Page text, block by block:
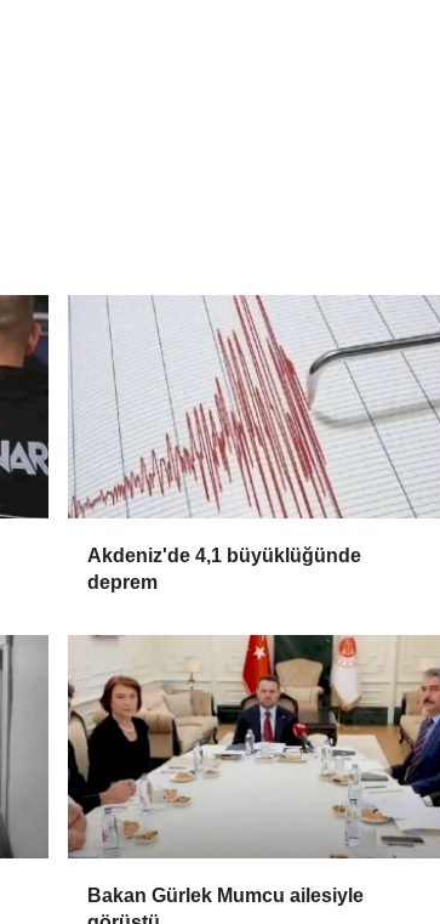
Akdeniz'de 4,1 büyüklüğünde
deprem
Bakan Gürlek Mumcu ailesiyle